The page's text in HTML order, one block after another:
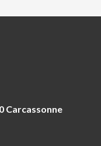
Carcassonne
Sur-Ciel